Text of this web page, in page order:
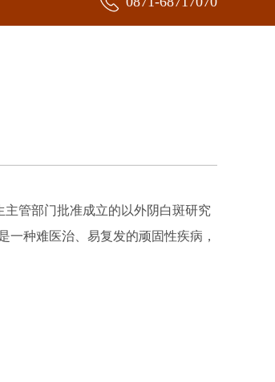
管部门批准成立的以外阴白斑研究
种难医治、易复发的顽固性疾病，